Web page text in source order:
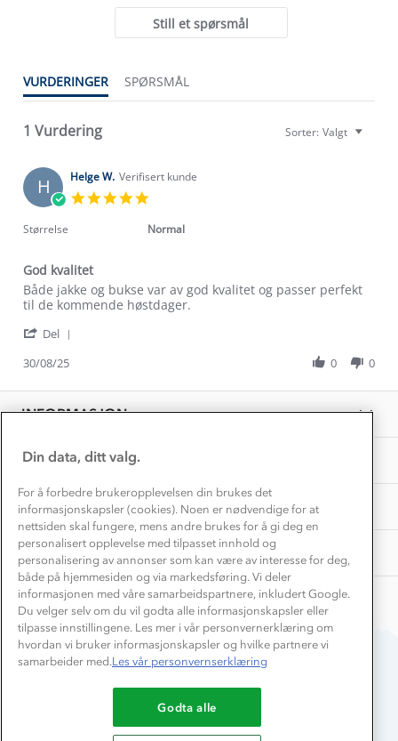
Still et spørsmål
VURDERINGER SPØRSMÅL
1 Vurdering Sorter: Valgt
H Helge W. Verifisert kunde
rating
Størrelse Normal
God kvalitet
Review
by
W.
30
2025
review
stating
kvalitet
Både jakke og bukse var av god kvalitet og passer perfekt
til de kommende høstdager.
Del
Helge
W.
Aug
2025
30/08/25 0 0
INFORMASJON
Kundeservice
Kundeklubb
Våre butikker
Bedrift, barnehage og SFO
Presse
OM OSS
Om Stormberg
Verdigrunnlag
Etisk handel
Dyreetikk
1% til samfunnet
Inkludering
Materialer
Personvern
Samarbeide med oss?
TIPS OG RÅD
Trelagsprinsippet barn
Alt du trenger til Norgesferien
Gravidklær
Hvordan velge riktig turtøy?
Store størrelser
Turmat oppskrifter
Beredskap
AKTIVITETER
Få turinspirasjon og tips her⛰
Overnatte utendørs⛺
Leirskole 🥾
Barnehageansatt
Tips til hyttetur
Du betaler enkelt med
Din data, ditt valg.
For å forbedre brukeropplevelsen din brukes det
informasjonskapsler (cookies). Noen er nødvendige for at
nettsiden skal fungere, mens andre brukes for å gi deg en
personalisert opplevelse med tilpasset innhold og
personalisering av annonser som kan være av interesse for deg,
både på hjemmesiden og via markedsføring. Vi deler
informasjonen med våre samarbeidspartnere, inkludert Google.
Du velger selv om du vil godta alle informasjonskapsler eller
tilpasse innstillingene. Les mer i vår personvernerklæring om
hvordan vi bruker informasjonskapsler og hvilke partnere vi
samarbeider med.Les vår personvernserklæring
Godta alle